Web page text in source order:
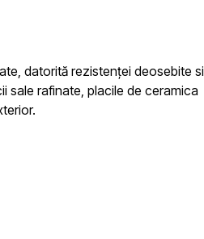
datorită rezistenței deosebite si
sale rafinate, placile de ceramica